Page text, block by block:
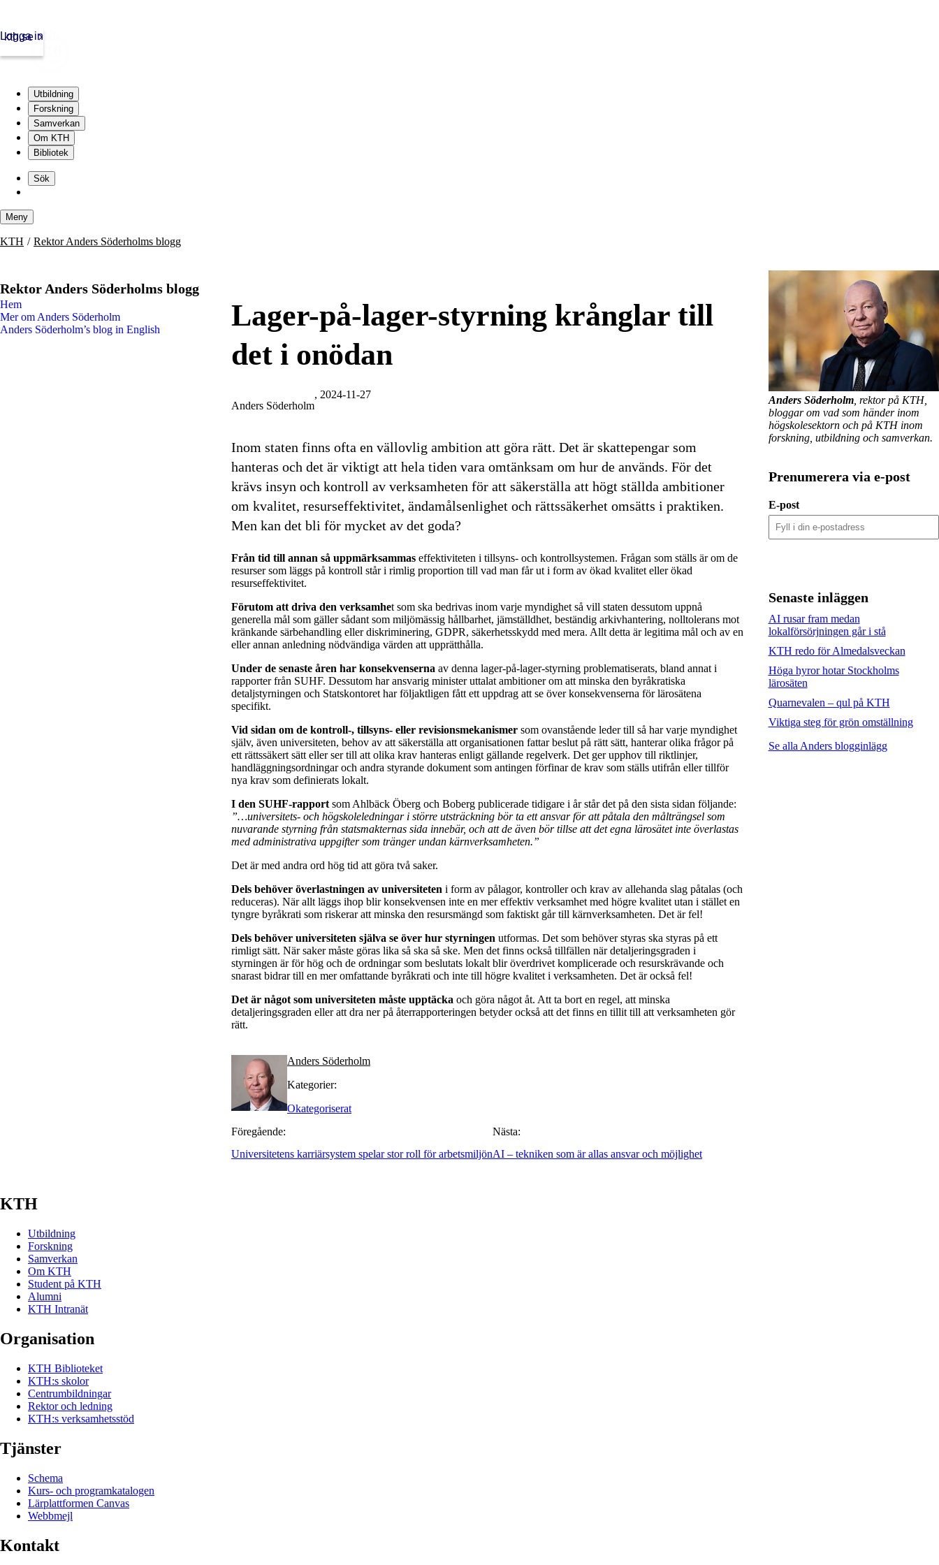
kth.se
Logga in
Utbildning
Forskning
Samverkan
Om KTH
Bibliotek
content
Sök
Meny
to
KTH Rektor Anders Söderholms blogg
Rektor Anders Söderholms blogg
Hem
Mer om Anders Söderholm
Anders Söderholm’s blog in English
Lager-på-lager-styrning krånglar till
det i onödan
Anders Söderholm
, 2024-11-27
Inom staten finns ofta en vällovlig ambition att göra rätt. Det är skattepengar som
hanteras och det är viktigt att hela tiden vara omtänksam om hur de används. För det
krävs insyn och kontroll av verksamheten för att säkerställa att högt ställda ambitioner
om kvalitet, resurseffektivitet, ändamålsenlighet och rättssäkerhet omsätts i praktiken.
Men kan det bli för mycket av det goda?
Från tid till annan så uppmärksammas effektiviteten i tillsyns- och kontrollsystemen. Frågan som ställs är om de
resurser som läggs på kontroll står i rimlig proportion till vad man får ut i form av ökad kvalitet eller ökad
resurseffektivitet.
Förutom att driva den verksamhet som ska bedrivas inom varje myndighet så vill staten dessutom uppnå
generella mål som gäller sådant som miljömässig hållbarhet, jämställdhet, beständig arkivhantering, nolltolerans mot
kränkande särbehandling eller diskriminering, GDPR, säkerhetsskydd med mera. Allt detta är legitima mål och av en
eller annan anledning nödvändiga värden att upprätthålla.
Under de senaste åren har konsekvenserna av denna lager-på-lager-styrning problematiserats, bland annat i
rapporter från SUHF. Dessutom har ansvarig minister uttalat ambitioner om att minska den byråkratiska
detaljstyrningen och Statskontoret har följaktligen fått ett uppdrag att se över konsekvenserna för lärosätena
specifikt.
Vid sidan om de kontroll-, tillsyns- eller revisionsmekanismer som ovanstående leder till så har varje myndighet
själv, även universiteten, behov av att säkerställa att organisationen fattar beslut på rätt sätt, hanterar olika frågor på
ett rättssäkert sätt eller ser till att olika krav hanteras enligt gällande regelverk. Det ger upphov till riktlinjer,
handläggningsordningar och andra styrande dokument som antingen förfinar de krav som ställs utifrån eller tillför
nya krav som definierats lokalt.
I den SUHF-rapport som Ahlbäck Öberg och Boberg publicerade tidigare i år står det på den sista sidan följande:
”…universitets- och högskoleledningar i större utsträckning bör ta ett ansvar för att påtala den målträngsel som
nuvarande styrning från statsmakternas sida innebär, och att de även bör tillse att det egna lärosätet inte överlastas
med administrativa uppgifter som tränger undan kärnverksamheten.”
Det är med andra ord hög tid att göra två saker.
Dels behöver överlastningen av universiteten i form av pålagor, kontroller och krav av allehanda slag påtalas (och
reduceras). När allt läggs ihop blir konsekvensen inte en mer effektiv verksamhet med högre kvalitet utan i stället en
tyngre byråkrati som riskerar att minska den resursmängd som faktiskt går till kärnverksamheten. Det är fel!
Dels behöver universiteten själva se över hur styrningen utformas. Det som behöver styras ska styras på ett
rimligt sätt. När saker måste göras lika så ska så ske. Men det finns också tillfällen när detaljeringsgraden i
styrningen är för hög och de ordningar som beslutats lokalt blir överdrivet komplicerade och resurskrävande och
snarast bidrar till en mer omfattande byråkrati och inte till högre kvalitet i verksamheten. Det är också fel!
Det är något som universiteten måste upptäcka och göra något åt. Att ta bort en regel, att minska
detaljeringsgraden eller att dra ner på återrapporteringen betyder också att det finns en tillit till att verksamheten gör
rätt.
Anders Söderholm
Kategorier:
Okategoriserat
Föregående:
Universitetens karriärsystem spelar stor roll för arbetsmiljön
Nästa:
AI – tekniken som är allas ansvar och möjlighet
Anders Söderholm, rektor på KTH,
bloggar om vad som händer inom
högskolesektorn och på KTH inom
forskning, utbildning och samverkan.
Prenumerera via e-post
E-post
Senaste inläggen
AI rusar fram medan
lokalförsörjningen går i stå
KTH redo för Almedalsveckan
Höga hyror hotar Stockholms
lärosäten
Quarnevalen – qul på KTH
Viktiga steg för grön omställning
Se alla Anders blogginlägg
KTH
Utbildning
Forskning
Samverkan
Om KTH
Student på KTH
Alumni
KTH Intranät
Organisation
KTH Biblioteket
KTH:s skolor
Centrumbildningar
Rektor och ledning
KTH:s verksamhetsstöd
Tjänster
Schema
Kurs- och programkatalogen
Lärplattformen Canvas
Webbmejl
Kontakt